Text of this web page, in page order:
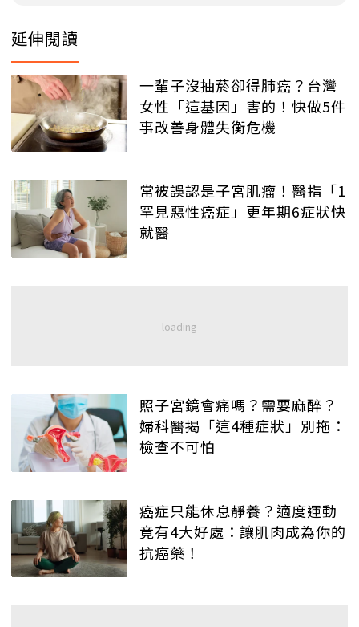
延伸閱讀
一輩子沒抽菸卻得肺癌？台灣
女性「這基因」害的！快做5件
事改善身體失衡危機
常被誤認是子宮肌瘤！醫指「1
罕見惡性癌症」更年期6症狀快
就醫
照子宮鏡會痛嗎？需要麻醉？
婦科醫揭「這4種症狀」別拖：
檢查不可怕
癌症只能休息靜養？適度運動
竟有4大好處：讓肌肉成為你的
抗癌藥！